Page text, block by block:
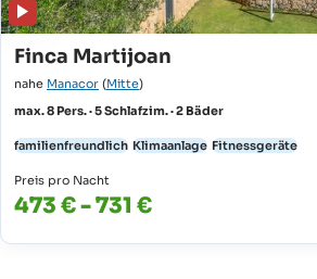
Finca Martijoan
nahe Manacor (Mitte)
max. 8 Pers. · 5 Schlafzim. · 2 Bäder
familienfreundlich Klimaanlage Fitnessgeräte
Preis pro Nacht
473 € - 731 €